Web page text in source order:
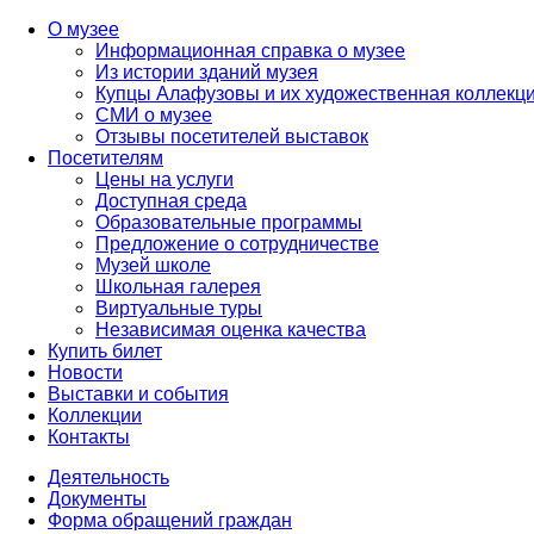
О музее
Информационная справка о музее
Из истории зданий музея
Купцы Алафузовы и их художественная
СМИ о музее
Отзывы посетителей выставок
Посетителям
Цены на услуги
Доступная среда
Образовательные программы
Предложение о сотрудничестве
Музей школе
Школьная галерея
Виртуальные туры
Независимая оценка качества
Купить билет
Новости
Выставки и события
Коллекции
Контакты
Деятельность
Документы
Форма обращений граждан